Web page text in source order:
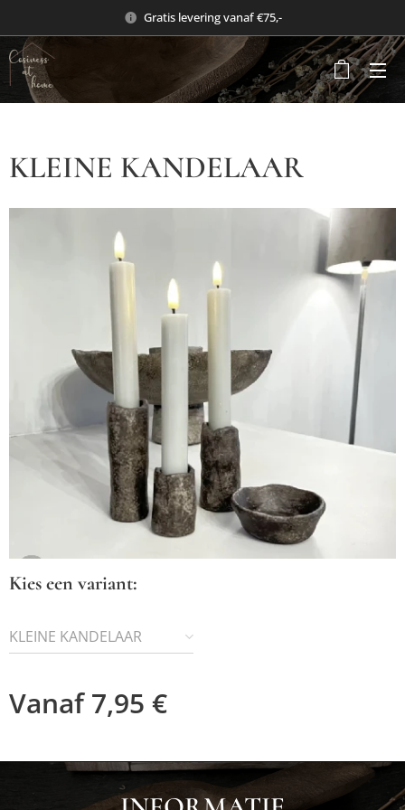
Gratis levering vanaf €75,-
KLEINE KANDELAAR
Kies een variant:
KLEINE KANDELAAR
Vanaf7,95 €